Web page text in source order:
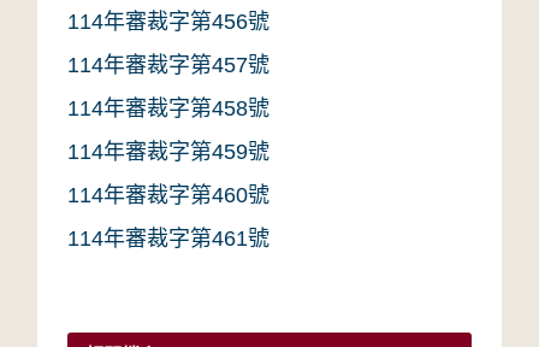
114年審裁字第456號
114年審裁字第457號
114年審裁字第458號
114年審裁字第459號
114年審裁字第460號
114年審裁字第461號